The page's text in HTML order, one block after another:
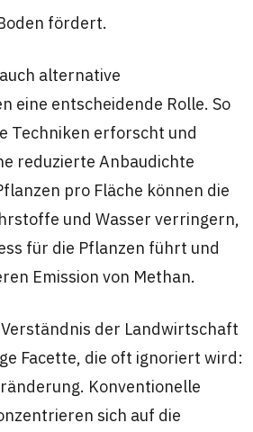
fördert.
alternative
eine entscheidende Rolle. So
Techniken erforscht und
reduzierte Anbaudichte
pro Fläche können die
und Wasser verringern,
für die Pflanzen führt und
Emission von Methan.
der Landwirtschaft
Facette, die oft ignoriert wird:
Konventionelle
sich auf die